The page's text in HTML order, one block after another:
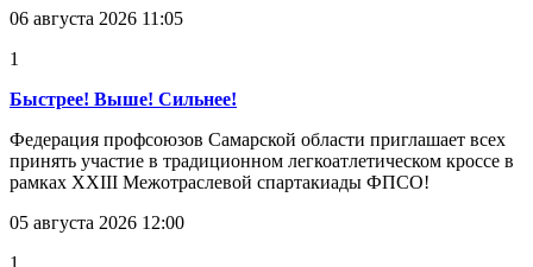
06 августа 2026 11:05
1
Быстрее! Выше! Сильнее!
Федерация профсоюзов Самарской области приглашает всех
принять участие в традиционном легкоатлетическом кроссе в
рамках XXIII Межотраслевой спартакиады ФПСО!
05 августа 2026 12:00